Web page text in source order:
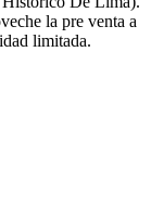
la pre venta a
limitada.